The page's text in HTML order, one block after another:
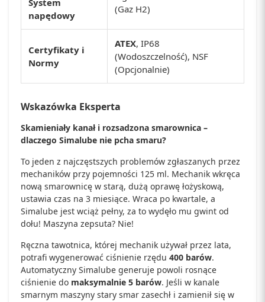
System
napędowy
(Gaz H2)
Certyfikaty i
Normy
ATEX, IP68
(Wodoszczelność), NSF
(Opcjonalnie)
Wskazówka Eksperta
Skamieniały kanał i rozsadzona smarownica –
dlaczego Simalube nie pcha smaru?
To jeden z najczęstszych problemów zgłaszanych przez
mechaników przy pojemności 125 ml. Mechanik wkręca
nową smarownicę w starą, dużą oprawę łożyskową,
ustawia czas na 3 miesiące. Wraca po kwartale, a
Simalube jest wciąż pełny, za to wydęło mu gwint od
dołu! Maszyna zepsuta? Nie!
Ręczna tawotnica, której mechanik używał przez lata,
potrafi wygenerować ciśnienie rzędu 400 barów.
Automatyczny Simalube generuje powoli rosnące
ciśnienie do maksymalnie 5 barów. Jeśli w kanale
smarnym maszyny stary smar zasechł i zamienił się w